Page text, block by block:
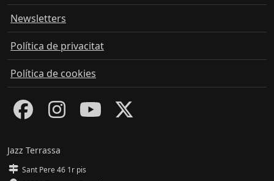
Newsletters
Política de privacitat
Política de cookies
Jazz Terrassa
Sant Pere 46 1r pis